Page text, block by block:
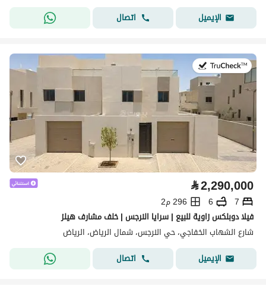
الإيميل
اتصال
⃁2,290,000
7
6
296 م2
فيلا دوبلكس زاوية للبيع | سرايا النرجس | خلف مشارف هيلز
شارع الشهاب الخفاجي، حي النرجس، شمال الرياض، الرياض
الإيميل
اتصال